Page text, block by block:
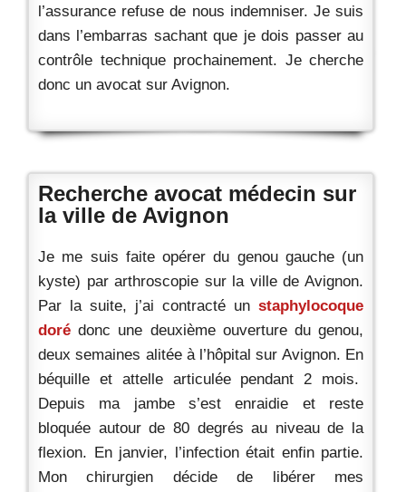
l’assurance refuse de nous indemniser. Je suis
dans l’embarras sachant que je dois passer au
contrôle technique prochainement. Je cherche
donc un avocat sur Avignon.
Recherche avocat médecin sur
la ville de Avignon
Je me suis faite opérer du genou gauche (un
kyste) par arthroscopie sur la ville de Avignon.
Par la suite, j’ai contracté un staphylocoque
doré donc une deuxième ouverture du genou,
deux semaines alitée à l’hôpital sur Avignon. En
béquille et attelle articulée pendant 2 mois.
Depuis ma jambe s’est enraidie et reste
bloquée autour de 80 degrés au niveau de la
flexion. En janvier, l’infection était enfin partie.
Mon chirurgien décide de libérer mes